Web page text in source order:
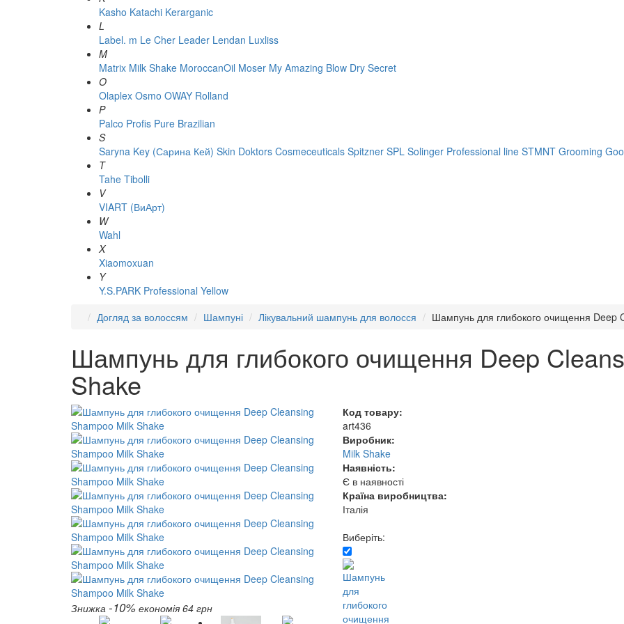
Kasho Katachi Kerarganic
L
Label. m Le Cher Leader Lendan Luxliss
M
Matrix Milk Shake MoroccanOil Moser My Amazing Blow Dry Secret
O
Olaplex Osmo OWAY Rolland
P
Palco Profis Pure Brazilian
S
Saryna Key (Сарина Кей) Skin Doktors Cosmeceuticals Spitzner SPL Solinger Professional line STMNT Grooming
T
Tahe Tibolli
V
VIART (ВиАрт)
W
Wahl
X
Xiaomoxuan
Y
Y.S.PARK Professional Yellow
Догляд за волоссям
Шампуні Лікувальний шампунь для волосся Шампунь для глибокого очищення Deep
Шампунь для глибокого очищення Deep
Shake
Знижка -10% економія 64 грн
Код товару:
art436
Виробник:
Milk Shake
Наявність:
Є в наявності
Країна виробництва:
Італія
Виберіть: